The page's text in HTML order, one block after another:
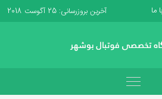
ما آخرین بروزرسانی: 25 آگوست 2018